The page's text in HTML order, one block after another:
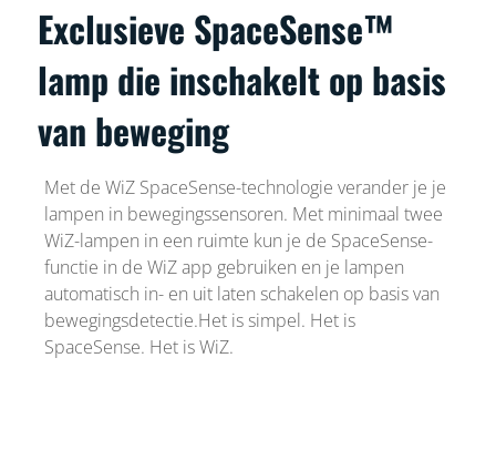
Exclusieve SpaceSense™
lamp die inschakelt op basis
van beweging
Met de WiZ SpaceSense-technologie verander je je
lampen in bewegingssensoren. Met minimaal twee
WiZ-lampen in een ruimte kun je de SpaceSense-
functie in de WiZ app gebruiken en je lampen
automatisch in- en uit laten schakelen op basis van
bewegingsdetectie.Het is simpel. Het is
SpaceSense. Het is WiZ.